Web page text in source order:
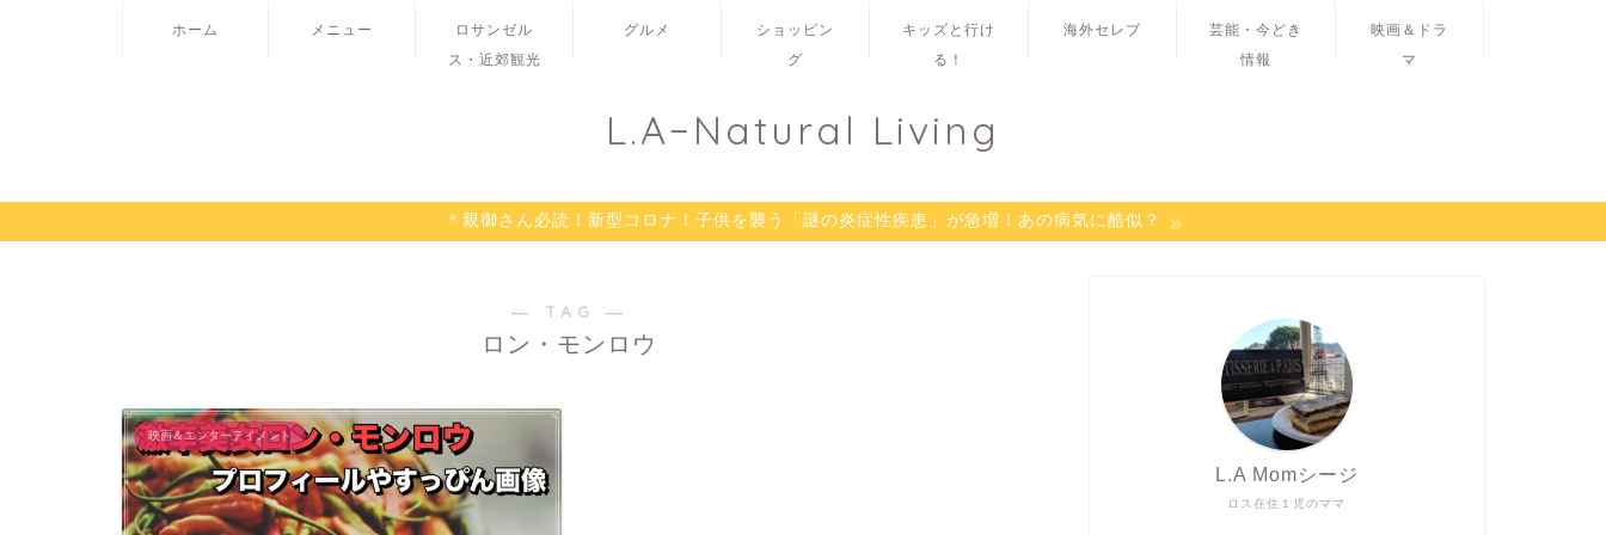
ホーム メニュー
ロサンゼル
ス・近郊観光
グルメ
ショッピン
グ
キッズと行け
る！
海外セレブ
芸能・今どき
情報
映画＆ドラ
マ
L.A−Natural Living
＊親御さん必読！新型コロナ！子供を襲う「謎の炎症性疾患」が急増！あの病気に酷似？
― TAG ―
ロン・モンロウ
映画＆エンターテイメント
ロス在住１児のママ
L.A Momシージ